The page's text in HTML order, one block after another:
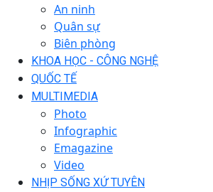
An ninh
Quân sự
Biên phòng
KHOA HỌC - CÔNG NGHỆ
QUỐC TẾ
MULTIMEDIA
Photo
Infographic
Emagazine
Video
NHỊP SỐNG XỨ TUYÊN